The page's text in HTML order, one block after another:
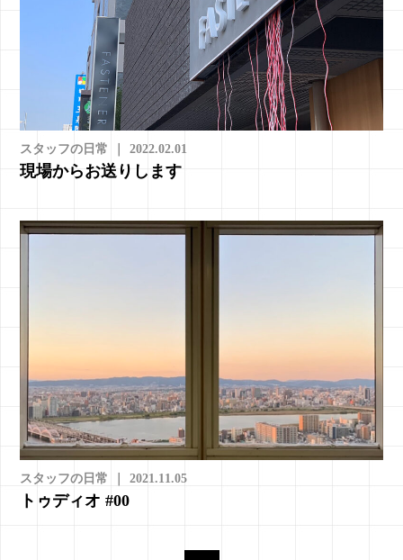
スタッフの日常 2022.02.01
現場からお送りします
スタッフの日常 2021.11.05
トゥディオ #00